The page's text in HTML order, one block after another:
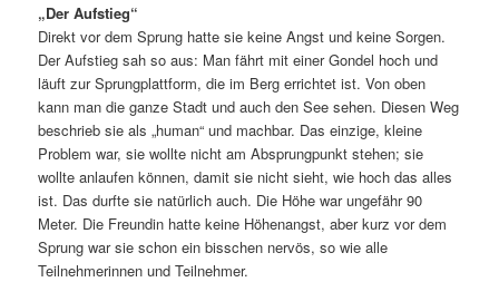
„Der Aufstieg“
Direkt vor dem Sprung hatte sie keine Angst und keine Sorgen.
Der Aufstieg sah so aus: Man fährt mit einer Gondel hoch und
läuft zur Sprungplattform, die im Berg errichtet ist. Von oben
kann man die ganze Stadt und auch den See sehen. Diesen Weg
beschrieb sie als „human“ und machbar. Das einzige, kleine
Problem war, sie wollte nicht am Absprungpunkt stehen; sie
wollte anlaufen können, damit sie nicht sieht, wie hoch das alles
ist. Das durfte sie natürlich auch. Die Höhe war ungefähr 90
Meter. Die Freundin hatte keine Höhenangst, aber kurz vor dem
Sprung war sie schon ein bisschen nervös, so wie alle
Teilnehmerinnen und Teilnehmer.